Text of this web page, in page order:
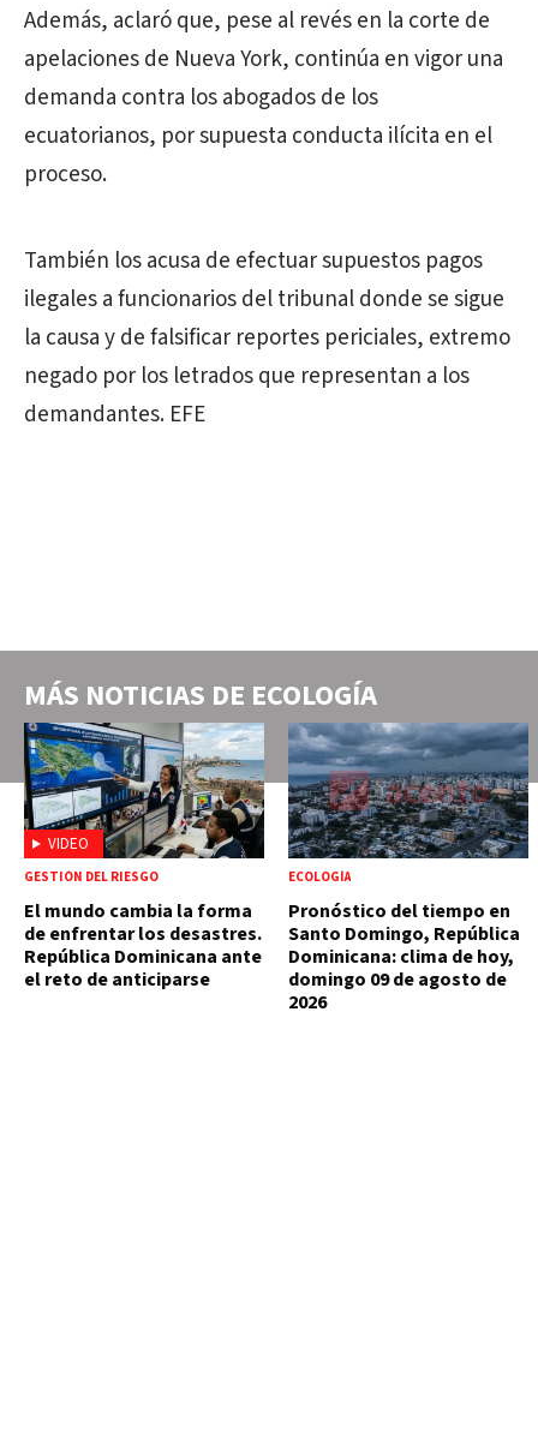
Además, aclaró que, pese al revés en la corte de
apelaciones de Nueva York, continúa en vigor una
demanda contra los abogados de los
ecuatorianos, por supuesta conducta ilícita en el
proceso.
También los acusa de efectuar supuestos pagos
ilegales a funcionarios del tribunal donde se sigue
la causa y de falsificar reportes periciales, extremo
negado por los letrados que representan a los
demandantes. EFE
MÁS NOTICIAS DE ECOLOGÍA
VIDEO
GESTIÓN DEL RIESGO
El mundo cambia la forma
de enfrentar los desastres.
República Dominicana ante
el reto de anticiparse
ECOLOGÍA
Pronóstico del tiempo en
Santo Domingo, República
Dominicana: clima de hoy,
domingo 09 de agosto de
2026